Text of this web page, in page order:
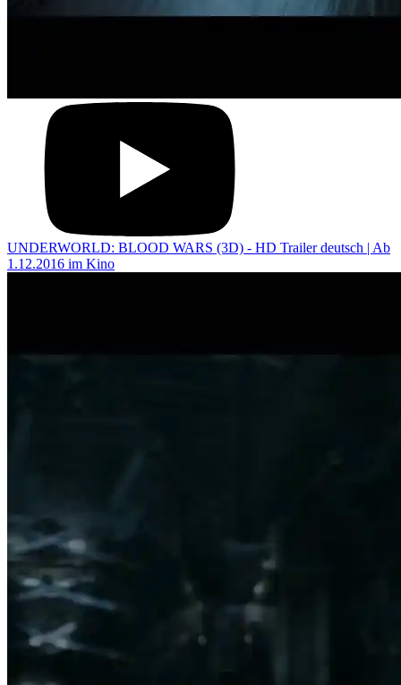
UNDERWORLD: BLOOD WARS (3D) - HD Trailer deutsch | Ab
1.12.2016 im Kino